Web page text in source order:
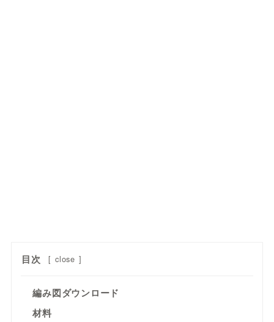
目次 [ close ]
編み図ダウンロード
材料